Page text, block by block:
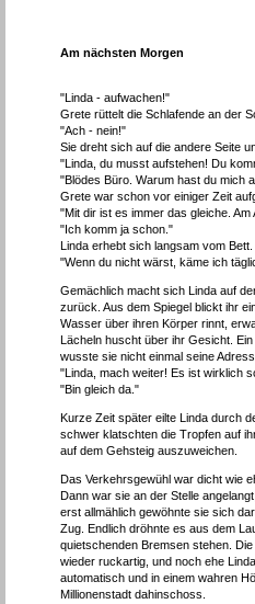
Am nächsten Morgen
"Linda - aufwachen!"
Grete rüttelt die Schlafende an der
"Ach - nein!"
Sie dreht sich auf die andere Seite
"Linda, du musst aufstehen! Du
"Blödes Büro. Warum hast du mich
Grete war schon vor einiger Zeit
"Mit dir ist es immer das gleiche.
"Ich komm ja schon."
Linda erhebt sich langsam vom
"Wenn du nicht wärst, käme ich
Gemächlich macht sich Linda auf
zurück. Aus dem Spiegel blickt ihr
Wasser über ihren Körper rinnt,
Lächeln huscht über ihr Gesicht.
wusste sie nicht einmal seine
"Linda, mach weiter! Es ist wirklich
"Bin gleich da."
Kurze Zeit später eilte Linda durch
schwer klatschten die Tropfen auf
auf dem Gehsteig auszuweichen.
Das Verkehrsgewühl war dicht wie
Dann war sie an der Stelle
erst allmählich gewöhnte sie sich
Zug. Endlich dröhnte es aus dem
quietschenden Bremsen stehen.
wieder ruckartig, und noch ehe
automatisch und in einem wahren
Millionenstadt dahinschoss.